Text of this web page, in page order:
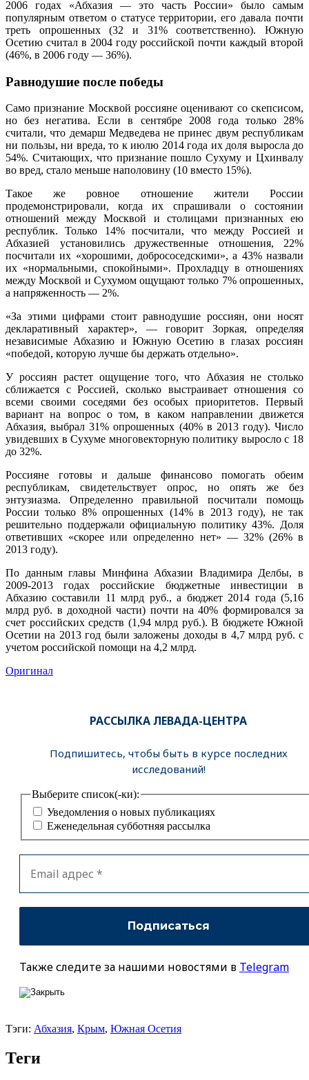
2006 годах «Абхазия — это часть России» было самым
популярным ответом о статусе территории, его давала почти
треть опрошенных (32 и 31% соответственно). Южную
Осетию считал в 2004 году российской почти каждый второй
(46%, в 2006 году — 36%).
Равнодушие после победы
Само признание Москвой россияне оценивают со скепсисом,
но без негатива. Если в сентябре 2008 года только 28%
считали, что демарш Медведева не принес двум республикам
ни пользы, ни вреда, то к июлю 2014 года их доля выросла до
54%. Считающих, что признание пошло Сухуму и Цхинвалу
во вред, стало меньше наполовину (10 вместо 15%).
Такое же ровное отношение жители России
продемонстрировали, когда их спрашивали о состоянии
отношений между Москвой и столицами признанных ею
республик. Только 14% посчитали, что между Россией и
Абхазией установились дружественные отношения, 22%
посчитали их «хорошими, добрососедскими», а 43% назвали
их «нормальными, спокойными». Прохладцу в отношениях
между Москвой и Сухумом ощущают только 7% опрошенных,
а напряженность — 2%.
«За этими цифрами стоит равнодушие россиян, они носят
декларативный характер», — говорит Зоркая, определяя
независимые Абхазию и Южную Осетию в глазах россиян
«победой, которую лучше бы держать отдельно».
У россиян растет ощущение того, что Абхазия не столько
сближается с Россией, сколько выстраивает отношения со
всеми своими соседями без особых приоритетов. Первый
вариант на вопрос о том, в каком направлении движется
Абхазия, выбрал 31% опрошенных (40% в 2013 году). Число
увидевших в Сухуме многовекторную политику выросло с 18
до 32%.
Россияне готовы и дальше финансово помогать обеим
республикам, свидетельствует опрос, но опять же без
энтузиазма. Определенно правильной посчитали помощь
России только 8% опрошенных (14% в 2013 году), не так
решительно поддержали официальную политику 43%. Доля
ответивших «скорее или определенно нет» — 32% (26% в
2013 году).
По данным главы Минфина Абхазии Владимира Делбы, в
2009-2013 годах российские бюджетные инвестиции в
Абхазию составили 11 млрд руб., а бюджет 2014 года (5,16
млрд руб. в доходной части) почти на 40% формировался за
счет российских средств (1,94 млрд руб.). В бюджете Южной
Осетии на 2013 год были заложены доходы в 4,7 млрд руб. с
учетом российской помощи на 4,2 млрд.
Оригинал
РАССЫЛКА ЛЕВАДА-ЦЕНТРА
Подпишитесь, чтобы быть в курсе последних
исследований!
Выберите список(-ки):
Уведомления о новых публикациях
Еженедельная субботняя рассылка
Также следите за нашими новостями в Telegram
Тэги: Абхазия, Крым, Южная Осетия
Теги